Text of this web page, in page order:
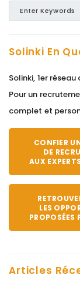
Solinki En
Solinki, 1er
Pour un
complet et
CONFIER
DE
AUX
LES
PROPOSÉES
Articles